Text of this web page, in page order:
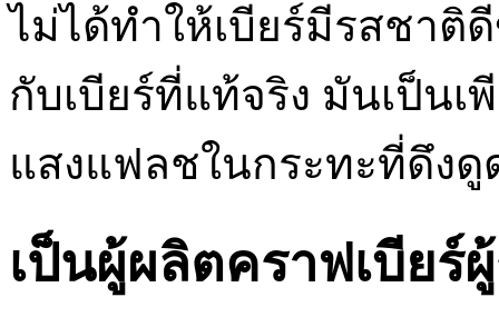
ไม่ได้ทำให้เบียร์มีรสชาติ
กับเบียร์ที่แท้จริง มันเป็นเ
แสงแฟลชในกระทะที่ดึง
เป็นผู้ผลิตคราฟเบียร์